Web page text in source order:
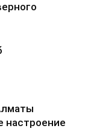
настроение